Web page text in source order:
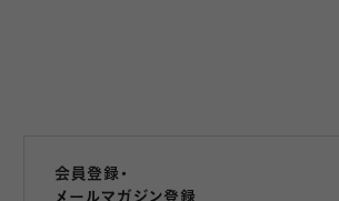
会員登録・